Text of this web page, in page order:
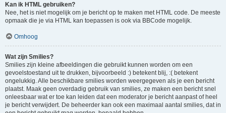
Kan ik HTML gebruiken?
Nee, het is niet mogelijk om je bericht op te maken met HTML code. De meeste
opmaak die je via HTML kan toepassen is ook via BBCode mogelijk.
Omhoog
Wat zijn Smilies?
Smilies zijn kleine afbeeldingen die gebruikt kunnen worden om een
gevoelstoestand uit te drukken, bijvoorbeeld :) betekent blij, :( betekent
ongelukkig. Alle beschikbare smilies worden weergegeven als je een bericht
plaatst. Maak geen overdadig gebruik van smilies, ze maken een bericht snel
onleesbaar wat er toe kan leiden dat een moderator je bericht aanpast of heel
je bericht verwijdert. De beheerder kan ook een maximaal aantal smilies, dat in